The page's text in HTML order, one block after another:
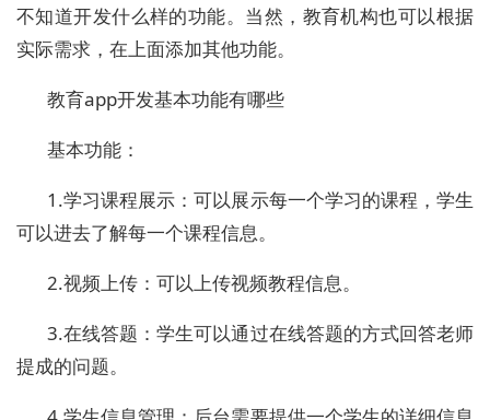
不知道开发什么样的功能。当然，教育机构也可以根据
实际需求，在上面添加其他功能。
教育app开发基本功能有哪些
基本功能：
1.学习课程展示：可以展示每一个学习的课程，学生
可以进去了解每一个课程信息。
2.视频上传：可以上传视频教程信息。
3.在线答题：学生可以通过在线答题的方式回答老师
提成的问题。